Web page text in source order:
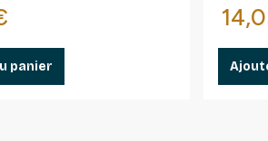
panier
Prix